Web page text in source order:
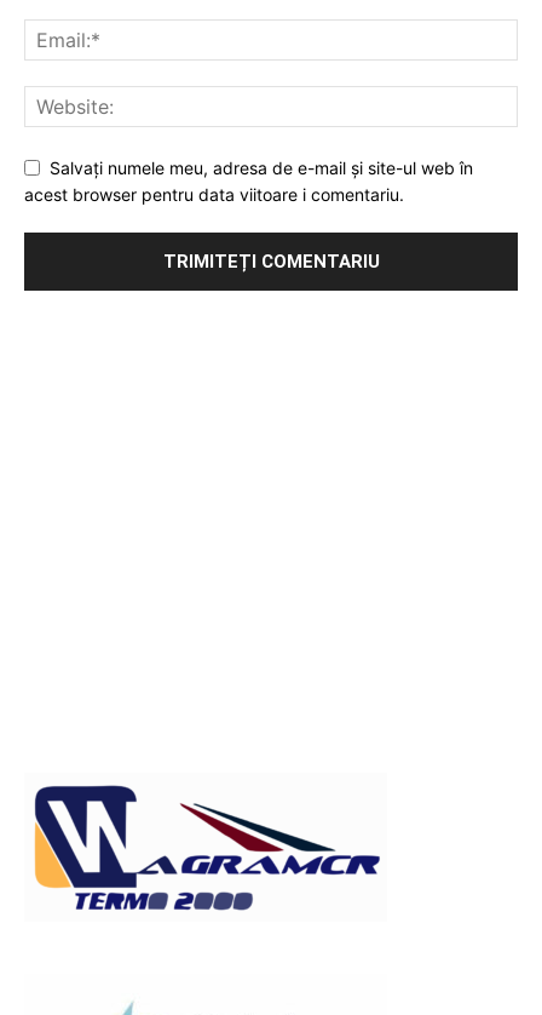
Salvați numele meu, adresa de e-mail și site-ul web în
acest browser pentru data viitoare i comentariu.